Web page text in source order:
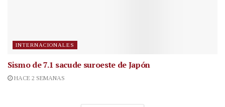
INTERNACIONALES
Sismo de 7.1 sacude suroeste de Japón
HACE 2 SEMANAS